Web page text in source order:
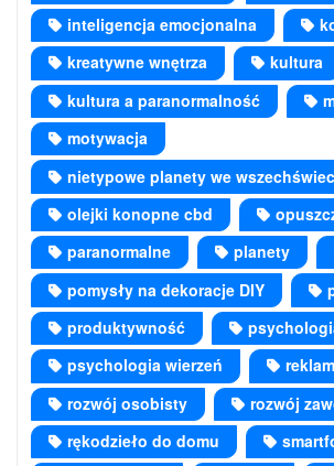
inteligencja emocjonalna
kreatywne wnętrza
kultura
kultura a paranormalność
motywacja
nietypowe planety we
olejki konopne cbd
paranormalne
planety
pomysły na dekoracje DIY
produktywność
psychologia wierzeń
rozwój osobisty
rozwój
rękodzieło do domu